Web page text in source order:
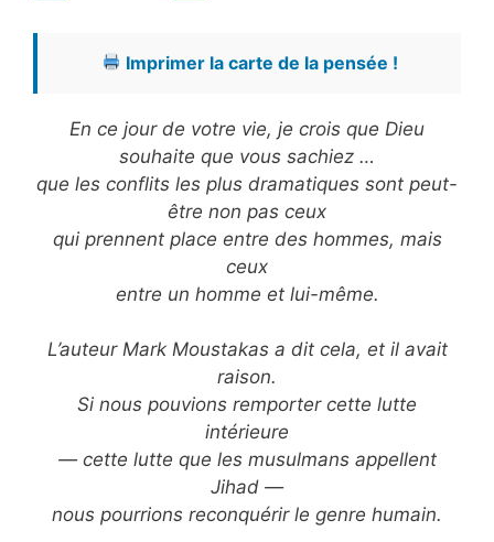
Imprimer la carte de la pensée !
En ce jour de votre vie, je crois que Dieu
souhaite que vous sachiez …
que les conflits les plus dramatiques sont peut-
être non pas ceux
qui prennent place entre des hommes, mais
ceux
entre un homme et lui-même.
L’auteur Mark Moustakas a dit cela, et il avait
raison.
Si nous pouvions remporter cette lutte
intérieure
— cette lutte que les musulmans appellent
Jihad —
nous pourrions reconquérir le genre humain.